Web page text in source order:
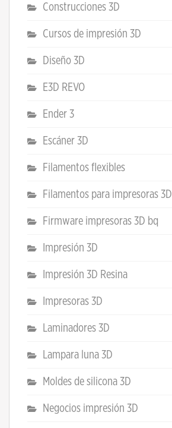
Construcciones 3D
Cursos de impresión 3D
Diseño 3D
E3D REVO
Ender 3
Escáner 3D
Filamentos flexibles
Filamentos para impresoras 3D
Firmware impresoras 3D bq
Impresión 3D
Impresión 3D Resina
Impresoras 3D
Laminadores 3D
Lampara luna 3D
Moldes de silicona 3D
Negocios impresión 3D